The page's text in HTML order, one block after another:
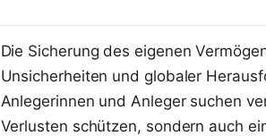
Die Sicherung des eigenen
Unsicherheiten und globaler
Anlegerinnen und Anleger suchen
Verlusten schützen, sondern auch